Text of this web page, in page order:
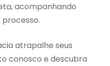
acompanhando
atrapalhe seus
conosco e descubra